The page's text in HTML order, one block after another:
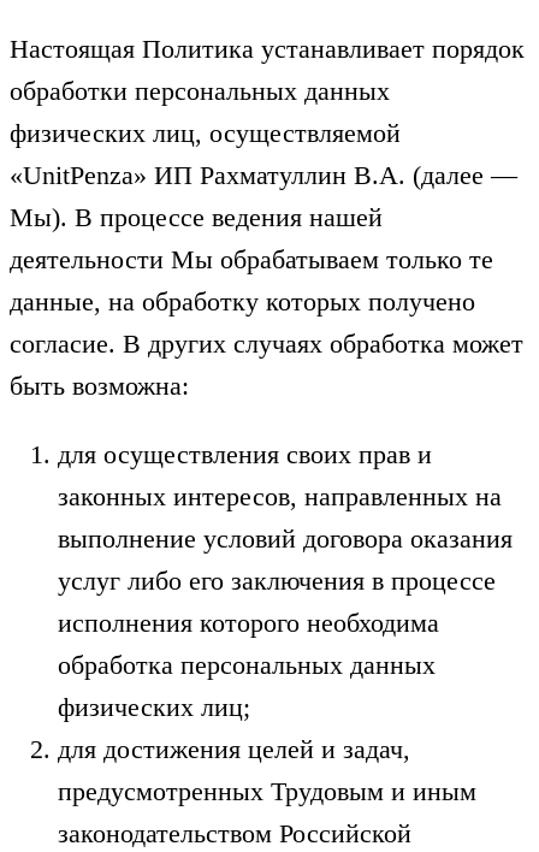
Настоящая Политика устанавливает порядок
обработки персональных данных
физических лиц, осуществляемой
«UnitPenza» ИП Рахматуллин В.А. (далее —
Мы). В процессе ведения нашей
деятельности Мы обрабатываем только те
данные, на обработку которых получено
согласие. В других случаях обработка может
быть возможна:
для осуществления своих прав и
законных интересов, направленных на
выполнение условий договора оказания
услуг либо его заключения в процессе
исполнения которого необходима
обработка персональных данных
физических лиц;
для достижения целей и задач,
предусмотренных Трудовым и иным
законодательством Российской